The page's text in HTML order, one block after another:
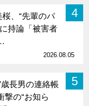
4
桜、“先輩のパ
持論「被害者
2026.08.05
5
長男の連絡帳
撃の“お知ら